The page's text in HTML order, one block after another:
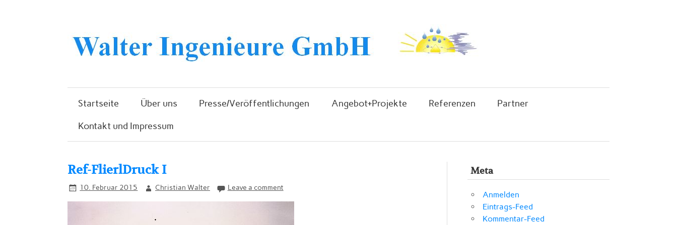
Startseite Über uns Presse/Veröffentlichungen Angebot+Projekte Referenzen Partner
Kontakt und Impressum
Ref-FlierlDruck I
10. Februar 2015 Christian Walter Leave a comment
Meta
Anmelden
Eintrags-Feed
Kommentar-Feed